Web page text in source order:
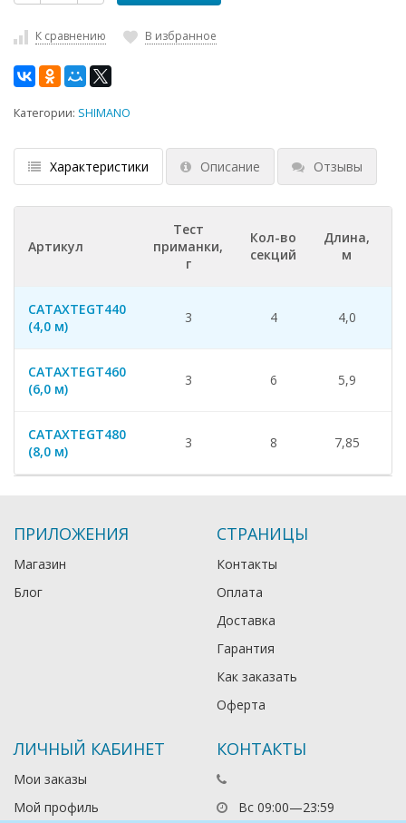
К сравнению В избранное
Категории: SHIMANO
Характеристики Описание Отзывы
Артикул
Тест
приманки,
г
Кол-во
секций
Длина,
м
CATAXTEGT440
(4,0 м)
3 4 4,0
CATAXTEGT460
(6,0 м)
3 6 5,9
CATAXTEGT480
(8,0 м)
3 8 7,85
ПРИЛОЖЕНИЯ
Магазин
Блог
СТРАНИЦЫ
Контакты
Оплата
Доставка
Гарантия
Как заказать
Оферта
ЛИЧНЫЙ КАБИНЕТ
Мои заказы
Мой профиль
КОНТАКТЫ
Вс 09:00—23:59